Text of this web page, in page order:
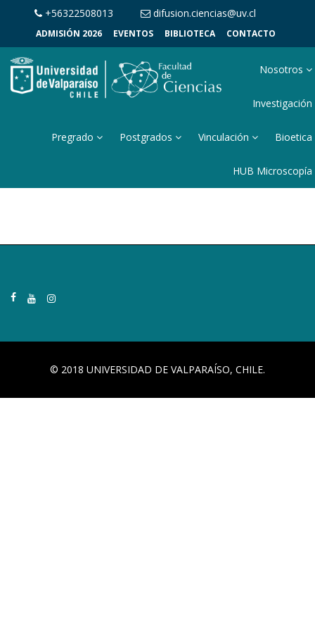
+56322508013 difusion.ciencias@uv.cl
ADMISIÓN 2026 EVENTOS BIBLIOTECA CONTACTO
Nosotros
Investigación
Pregrado Postgrados Vinculación Bioetica
HUB Microscopía
© 2018 UNIVERSIDAD DE VALPARAÍSO, CHILE.